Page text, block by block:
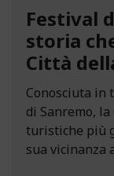
Festival
storia
Città
Conosciuta in
di Sanremo,
turistiche più
sua vicinanza